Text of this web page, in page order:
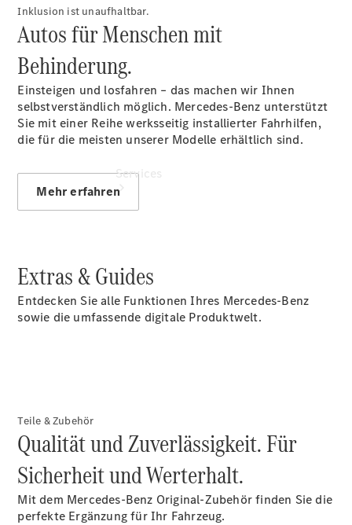
Geprüft unterwegs.
Services
Übersicht
Serviceangebote
Reparatur &
Werkstatt
Rückrufe &
Umrüstungen
Warnung: Betrug
beim
Inklusion ist unaufhaltbar.
Autos für Menschen mit
Behinderung.
Einsteigen und losfahren – das machen wir Ihnen
selbstverständlich möglich. Mercedes-Benz unterstützt
Sie mit einer Reihe werksseitig installierter Fahrhilfen,
die für die meisten unserer Modelle erhältlich sind.
Mehr erfahren
Extras & Guides
Entdecken Sie alle Funktionen Ihres Mercedes-Benz
sowie die umfassende digitale Produktwelt.
Teile & Zubehör
Qualität und Zuverlässigkeit. Für
Sicherheit und Werterhalt.
Mit dem Mercedes-Benz Original-Zubehör finden Sie die
perfekte Ergänzung für Ihr Fahrzeug.